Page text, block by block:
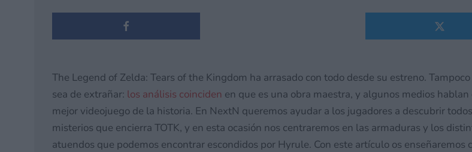
The Legend of Zelda: Tears of the Kingdom ha arrasado con todo desde su estreno.
sea de extrañar: los análisis coinciden en que es una obra maestra, y algunos medios
mejor videojuego de la historia. En NextN queremos ayudar a los jugadores a descubrir
misterios que encierra TOTK, y en esta ocasión nos centraremos en las armaduras y los
atuendos que podemos encontrar escondidos por Hyrule. Con este artículo os enseñaremos